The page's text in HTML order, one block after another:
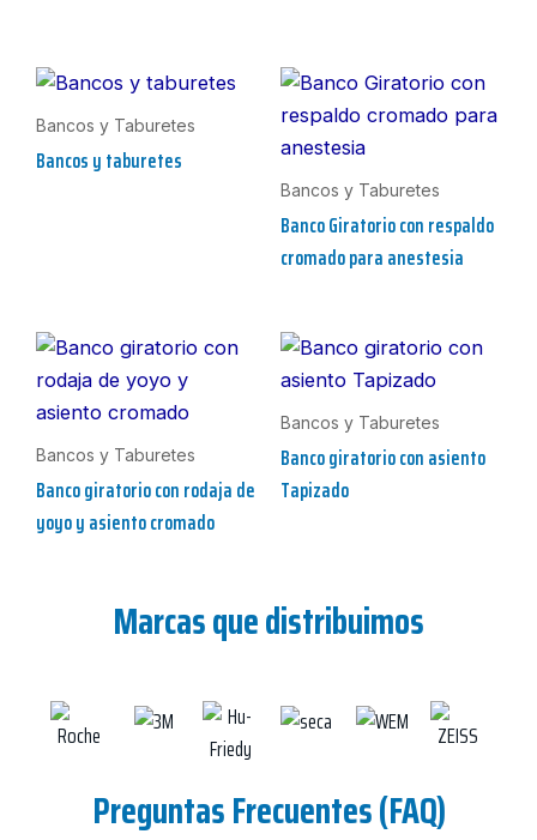
Bancos y Taburetes
Bancos y taburetes
Bancos y Taburetes
Banco Giratorio con respaldo
cromado para anestesia
Bancos y Taburetes
Banco giratorio con rodaja de
yoyo y asiento cromado
Bancos y Taburetes
Banco giratorio con asiento
Tapizado
Marcas que distribuimos
Preguntas Frecuentes (FAQ)